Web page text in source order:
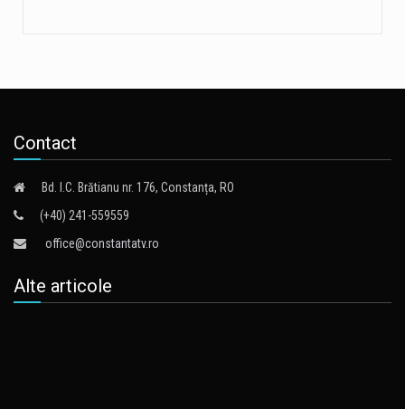
Contact
Bd. I.C. Brătianu nr. 176, Constanța, RO
(+40) 241-559559
office@constantatv.ro
Alte articole